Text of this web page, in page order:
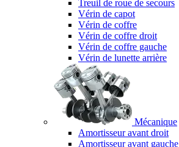
Treuil de roue de secours
Vérin de capot
Vérin de coffre
Vérin de coffre droit
Vérin de coffre gauche
Vérin de lunette arrière
Mécanique
Amortisseur avant droit
Amortisseur avant gauche